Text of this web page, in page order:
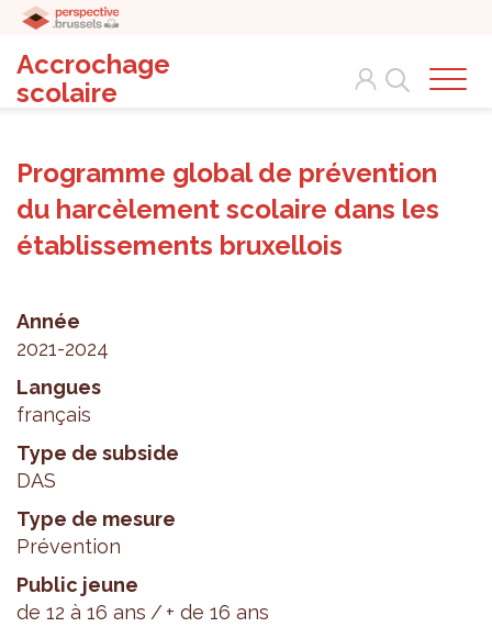
Accrochage
scolaire
Search
Programme global de prévention
du harcèlement scolaire dans les
établissements bruxellois
Année
2021-2024
Langues
français
Type de subside
DAS
Type de mesure
Prévention
Public jeune
de 12 à 16 ans
+ de 16 ans